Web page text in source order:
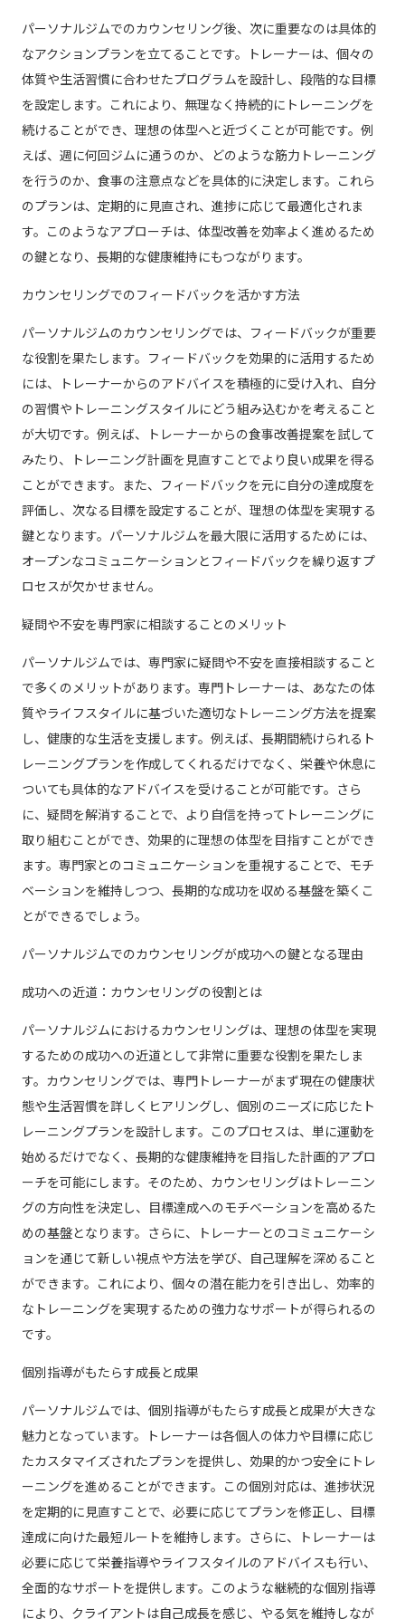
パーソナルジムでのカウンセリング後、次に重要なのは具体的
なアクションプランを立てることです。トレーナーは、個々の
体質や生活習慣に合わせたプログラムを設計し、段階的な目標
を設定します。これにより、無理なく持続的にトレーニングを
続けることができ、理想の体型へと近づくことが可能です。例
えば、週に何回ジムに通うのか、どのような筋力トレーニング
を行うのか、食事の注意点などを具体的に決定します。これら
のプランは、定期的に見直され、進捗に応じて最適化されま
す。このようなアプローチは、体型改善を効率よく進めるため
の鍵となり、長期的な健康維持にもつながります。
カウンセリングでのフィードバックを活かす方法
パーソナルジムのカウンセリングでは、フィードバックが重要
な役割を果たします。フィードバックを効果的に活用するため
には、トレーナーからのアドバイスを積極的に受け入れ、自分
の習慣やトレーニングスタイルにどう組み込むかを考えること
が大切です。例えば、トレーナーからの食事改善提案を試して
みたり、トレーニング計画を見直すことでより良い成果を得る
ことができます。また、フィードバックを元に自分の達成度を
評価し、次なる目標を設定することが、理想の体型を実現する
鍵となります。パーソナルジムを最大限に活用するためには、
オープンなコミュニケーションとフィードバックを繰り返すプ
ロセスが欠かせません。
疑問や不安を専門家に相談することのメリット
パーソナルジムでは、専門家に疑問や不安を直接相談すること
で多くのメリットがあります。専門トレーナーは、あなたの体
質やライフスタイルに基づいた適切なトレーニング方法を提案
し、健康的な生活を支援します。例えば、長期間続けられるト
レーニングプランを作成してくれるだけでなく、栄養や休息に
ついても具体的なアドバイスを受けることが可能です。さら
に、疑問を解消することで、より自信を持ってトレーニングに
取り組むことができ、効果的に理想の体型を目指すことができ
ます。専門家とのコミュニケーションを重視することで、モチ
ベーションを維持しつつ、長期的な成功を収める基盤を築くこ
とができるでしょう。
パーソナルジムでのカウンセリングが成功への鍵となる理由
成功への近道：カウンセリングの役割とは
パーソナルジムにおけるカウンセリングは、理想の体型を実現
するための成功への近道として非常に重要な役割を果たしま
す。カウンセリングでは、専門トレーナーがまず現在の健康状
態や生活習慣を詳しくヒアリングし、個別のニーズに応じたト
レーニングプランを設計します。このプロセスは、単に運動を
始めるだけでなく、長期的な健康維持を目指した計画的アプロ
ーチを可能にします。そのため、カウンセリングはトレーニン
グの方向性を決定し、目標達成へのモチベーションを高めるた
めの基盤となります。さらに、トレーナーとのコミュニケーシ
ョンを通じて新しい視点や方法を学び、自己理解を深めること
ができます。これにより、個々の潜在能力を引き出し、効率的
なトレーニングを実現するための強力なサポートが得られるの
です。
個別指導がもたらす成長と成果
パーソナルジムでは、個別指導がもたらす成長と成果が大きな
魅力となっています。トレーナーは各個人の体力や目標に応じ
たカスタマイズされたプランを提供し、効果的かつ安全にトレ
ーニングを進めることができます。この個別対応は、進捗状況
を定期的に見直すことで、必要に応じてプランを修正し、目標
達成に向けた最短ルートを維持します。さらに、トレーナーは
必要に応じて栄養指導やライフスタイルのアドバイスも行い、
全面的なサポートを提供します。このような継続的な個別指導
により、クライアントは自己成長を感じ、やる気を維持しなが